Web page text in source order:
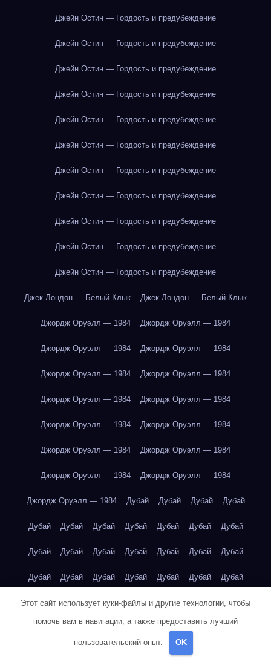
Джейн Остин — Гордость и предубеждение
Джейн Остин — Гордость и предубеждение
Джейн Остин — Гордость и предубеждение
Джейн Остин — Гордость и предубеждение
Джейн Остин — Гордость и предубеждение
Джейн Остин — Гордость и предубеждение
Джейн Остин — Гордость и предубеждение
Джейн Остин — Гордость и предубеждение
Джейн Остин — Гордость и предубеждение
Джейн Остин — Гордость и предубеждение
Джейн Остин — Гордость и предубеждение
Джек Лондон — Белый Клык Джек Лондон — Белый Клык
Джордж Оруэлл — 1984 Джордж Оруэлл — 1984
Джордж Оруэлл — 1984 Джордж Оруэлл — 1984
Джордж Оруэлл — 1984 Джордж Оруэлл — 1984
Джордж Оруэлл — 1984 Джордж Оруэлл — 1984
Джордж Оруэлл — 1984 Джордж Оруэлл — 1984
Джордж Оруэлл — 1984 Джордж Оруэлл — 1984
Джордж Оруэлл — 1984 Джордж Оруэлл — 1984
Джордж Оруэлл — 1984 Дубай Дубай Дубай Дубай
Дубай Дубай Дубай Дубай Дубай Дубай Дубай
Дубай Дубай Дубай Дубай Дубай Дубай Дубай
Дубай Дубай Дубай Дубай Дубай Дубай Дубай
Екатеринбург Екатеринбург Екатеринбург Екатеринбург
Екатеринбург Екатеринбург Екатеринбург
Екатеринбург
Этот сайт использует куки-файлы и другие технологии, чтобы
помочь вам в навигации, а также предоставить лучший
пользовательский опыт. OK